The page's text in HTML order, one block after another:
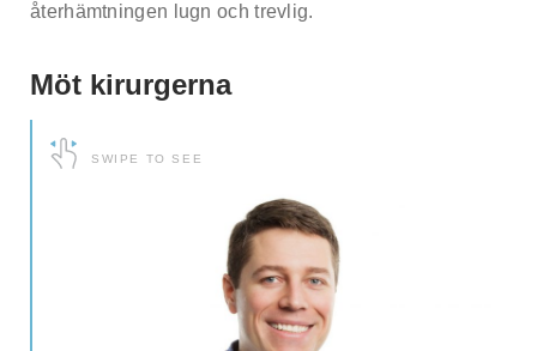
återhämtningen lugn och trevlig.
Möt kirurgerna
SWIPE TO SEE